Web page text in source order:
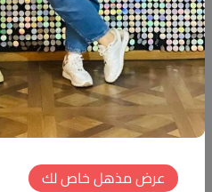
نوجه جهود فريقنا إلي
خلال اتباع أعلى
فريق
عرض مذهل خاص لك